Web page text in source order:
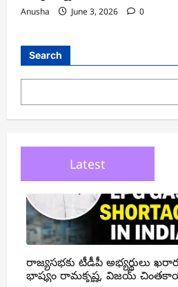
Anusha June 3, 2026 0
Search
Latest
రాజ్యసభకు టీడీపీ అభ్యర్థులు
భాష్యం రామకృష్ణ, విజయ్